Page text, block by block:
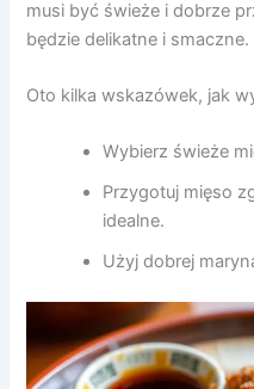
musi być świeże i dobrze
będzie delikatne i smaczne.
Oto kilka wskazówek, jak
Wybierz świeże
Przygotuj mięso
idealne.
Użyj dobrej